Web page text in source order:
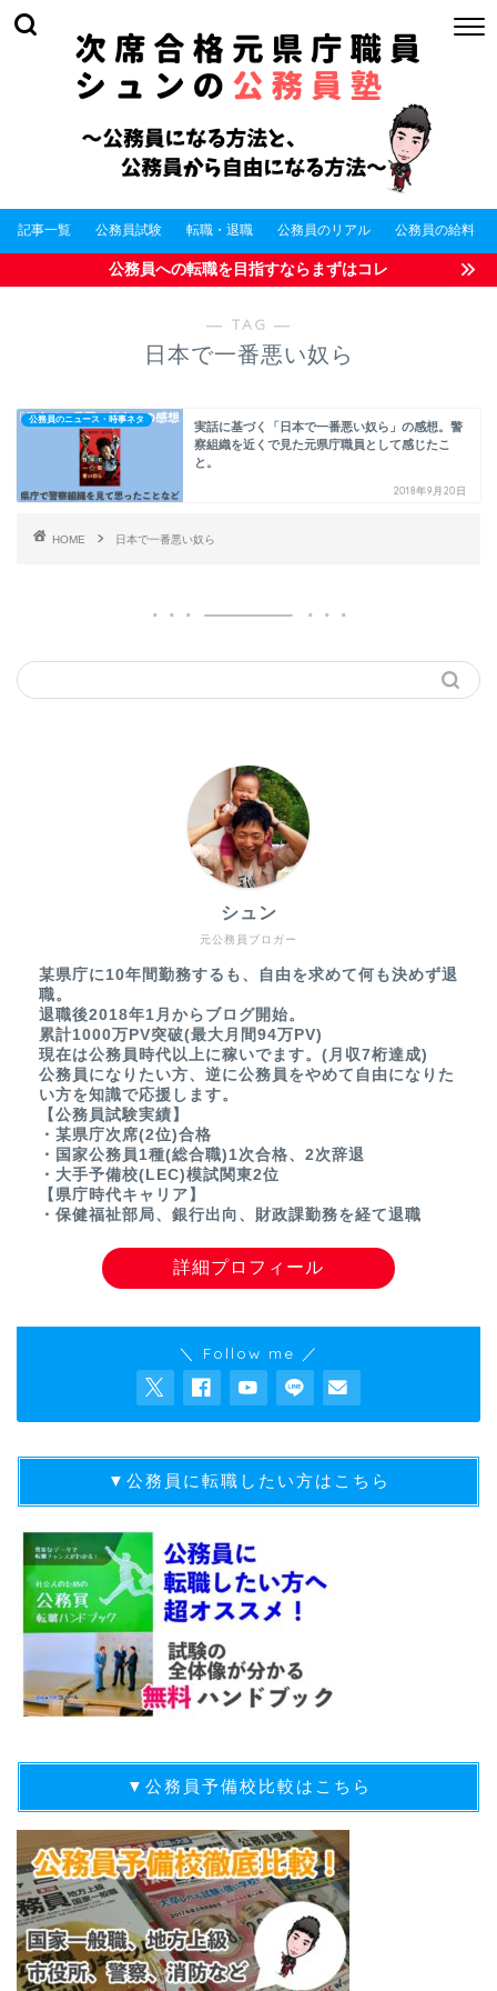
記事一覧 公務員試験 転職・退職 公務員のリアル 公務員の給料
公務員への転職を目指すならまずはコレ
― TAG ―
日本で一番悪い奴ら
公務員のニュース・時事ネタ
実話に基づく「日本で一番悪い奴ら」の感想。警
察組織を近くで見た元県庁職員として感じたこ
と。
2018年9月20日
HOME 日本で一番悪い奴ら
元公務員ブロガー
シュン
某県庁に10年間勤務するも、自由を求めて何も決めず退
職。
退職後2018年1月からブログ開始。
累計1000万PV突破(最大月間94万PV)
現在は公務員時代以上に稼いでます。(月収7桁達成)
公務員になりたい方、逆に公務員をやめて自由になりた
い方を知識で応援します。
【公務員試験実績】
・某県庁次席(2位)合格
・国家公務員1種(総合職)1次合格、2次辞退
・大手予備校(LEC)模試関東2位
【県庁時代キャリア】
・保健福祉部局、銀行出向、財政課勤務を経て退職
詳細プロフィール
＼ Follow me ／
▼公務員に転職したい方はこちら
▼公務員予備校比較はこちら